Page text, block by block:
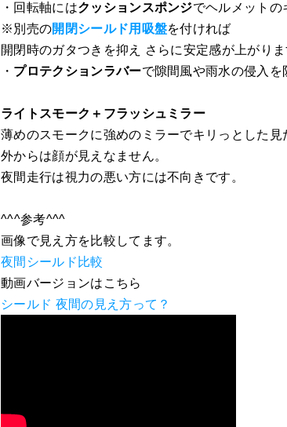
・回転軸にはクッションスポンジでヘルメットの
※別売の開閉シールド用吸盤を付ければ
開閉時のガタつきを抑え さらに安定感が上がりま
・ プロテクションラバーで隙間風や雨水の侵入を
ライトスモーク＋フラッシュミラー
薄めのスモークに強めのミラーでキリっとした
外からは顔が見えなません。
夜間走行は視力の悪い方には不向きです。
^^^参考^^^
画像で見え方を比較してます。
夜間シールド比較
動画バージョンはこちら
シールド 夜間の見え方って？